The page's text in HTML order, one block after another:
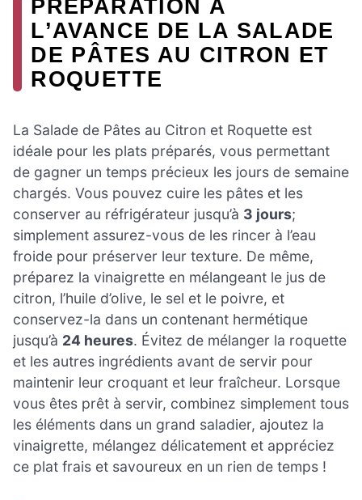
PRÉPARATION À
L’AVANCE DE LA SALADE
DE PÂTES AU CITRON ET
ROQUETTE
La Salade de Pâtes au Citron et Roquette est
idéale pour les plats préparés, vous permettant
de gagner un temps précieux les jours de semaine
chargés. Vous pouvez cuire les pâtes et les
conserver au réfrigérateur jusqu’à 3 jours;
simplement assurez-vous de les rincer à l’eau
froide pour préserver leur texture. De même,
préparez la vinaigrette en mélangeant le jus de
citron, l’huile d’olive, le sel et le poivre, et
conservez-la dans un contenant hermétique
jusqu’à 24 heures. Évitez de mélanger la roquette
et les autres ingrédients avant de servir pour
maintenir leur croquant et leur fraîcheur. Lorsque
vous êtes prêt à servir, combinez simplement tous
les éléments dans un grand saladier, ajoutez la
vinaigrette, mélangez délicatement et appréciez
ce plat frais et savoureux en un rien de temps !